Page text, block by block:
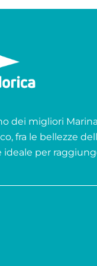
dei migliori Marina
fra le bellezze
ideale per